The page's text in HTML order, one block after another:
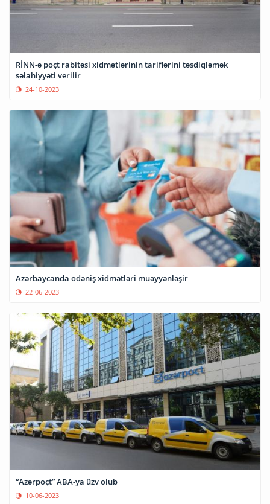
RİNN-ə poçt rabitəsi xidmətlərinin tariflərini təsdiqləmək
səlahiyyəti verilir
24-10-2023
Azərbaycanda ödəniş xidmətləri müəyyənləşir
22-06-2023
“Azərpoçt” ABA-ya üzv olub
10-06-2023